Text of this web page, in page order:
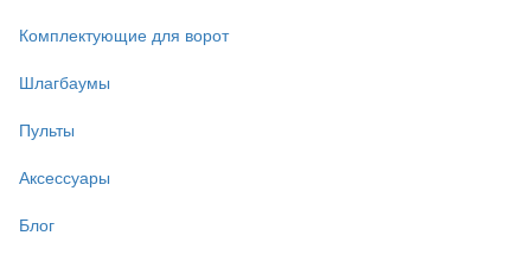
Комплектующие для ворот
Шлагбаумы
Пульты
Аксессуары
Блог